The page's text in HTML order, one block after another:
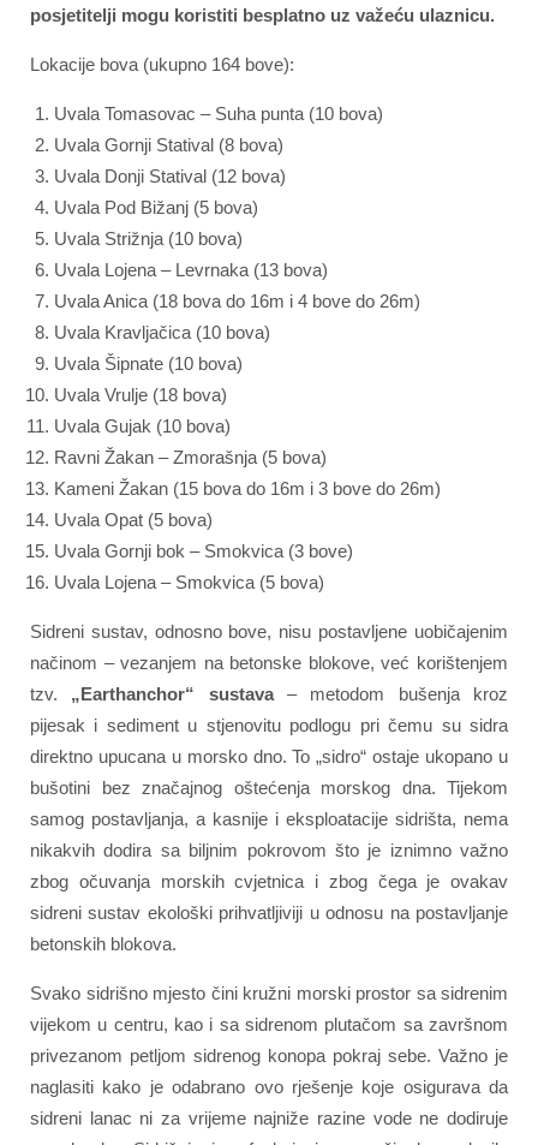
posjetitelji mogu koristiti besplatno uz važeću ulaznicu.
Lokacije bova (ukupno 164 bove):
Uvala Tomasovac – Suha punta (10 bova)
Uvala Gornji Statival (8 bova)
Uvala Donji Statival (12 bova)
Uvala Pod Bižanj (5 bova)
Uvala Strižnja (10 bova)
Uvala Lojena – Levrnaka (13 bova)
Uvala Anica (18 bova do 16m i 4 bove do 26m)
Uvala Kravljačica (10 bova)
Uvala Šipnate (10 bova)
Uvala Vrulje (18 bova)
Uvala Gujak (10 bova)
Ravni Žakan – Zmorašnja (5 bova)
Kameni Žakan (15 bova do 16m i 3 bove do 26m)
Uvala Opat (5 bova)
Uvala Gornji bok – Smokvica (3 bove)
Uvala Lojena – Smokvica (5 bova)
Sidreni sustav, odnosno bove, nisu postavljene uobičajenim
načinom – vezanjem na betonske blokove, već korištenjem
tzv. „Earthanchor“ sustava– metodom bušenja kroz
pijesak i sediment u stjenovitu podlogu pri čemu su sidra
direktno upucana u morsko dno. To „sidro“ ostaje ukopano u
bušotini bez značajnog oštećenja morskog dna. Tijekom
samog postavljanja, a kasnije i eksploatacije sidrišta, nema
nikakvih dodira sa biljnim pokrovom što je iznimno važno
zbog očuvanja morskih cvjetnica i zbog čega je ovakav
sidreni sustav ekološki prihvatljiviji u odnosu na postavljanje
betonskih blokova.
Svako sidrišno mjesto čini kružni morski prostor sa sidrenim
vijekom u centru, kao i sa sidrenom plutačom sa završnom
privezanom petljom sidrenog konopa pokraj sebe. Važno je
naglasiti kako je odabrano ovo rješenje koje osigurava da
sidreni lanac ni za vrijeme najniže razine vode ne dodiruje